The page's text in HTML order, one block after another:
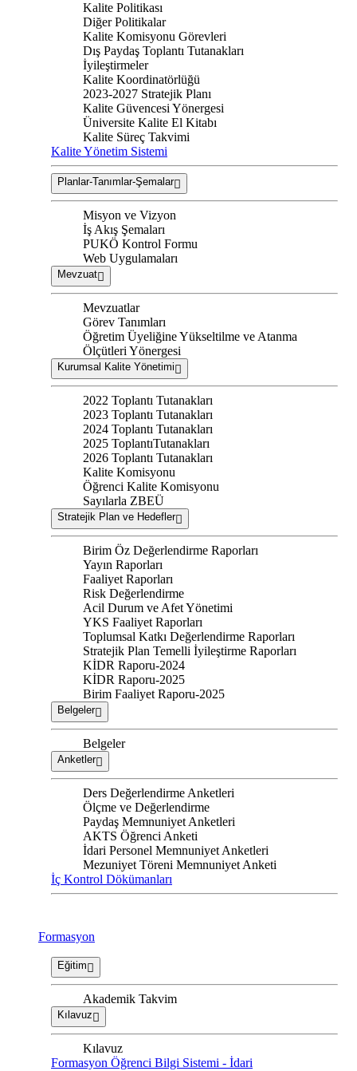
Kalite Politikası
Diğer Politikalar
Kalite Komisyonu Görevleri
Dış Paydaş Toplantı Tutanakları
İyileştirmeler
Kalite Koordinatörlüğü
2023-2027 Stratejik Planı
Kalite Güvencesi Yönergesi
Üniversite Kalite El Kitabı
Kalite Süreç Takvimi
Kalite Yönetim Sistemi
Planlar-Tanımlar-Şemalar
Misyon ve Vizyon
İş Akış Şemaları
PUKÖ Kontrol Formu
Web Uygulamaları
Mevzuat
Mevzuatlar
Görev Tanımları
Öğretim Üyeliğine Yükseltilme ve Atanma
Ölçütleri Yönergesi
Kurumsal Kalite Yönetimi
2022 Toplantı Tutanakları
2023 Toplantı Tutanakları
2024 Toplantı Tutanakları
2025 ToplantıTutanakları
2026 Toplantı Tutanakları
Kalite Komisyonu
Öğrenci Kalite Komisyonu
Sayılarla ZBEÜ
Stratejik Plan ve Hedefler
Birim Öz Değerlendirme Raporları
Yayın Raporları
Faaliyet Raporları
Risk Değerlendirme
Acil Durum ve Afet Yönetimi
YKS Faaliyet Raporları
Toplumsal Katkı Değerlendirme Raporları
Stratejik Plan Temelli İyileştirme Raporları
KİDR Raporu-2024
KİDR Raporu-2025
Birim Faaliyet Raporu-2025
Belgeler
Belgeler
Anketler
Ders Değerlendirme Anketleri
Ölçme ve Değerlendirme
Paydaş Memnuniyet Anketleri
AKTS Öğrenci Anketi
İdari Personel Memnuniyet Anketleri
Mezuniyet Töreni Memnuniyet Anketi
İç Kontrol Dökümanları
Formasyon
Eğitim
Akademik Takvim
Kılavuz
Kılavuz
Formasyon Öğrenci Bilgi Sistemi - İdari